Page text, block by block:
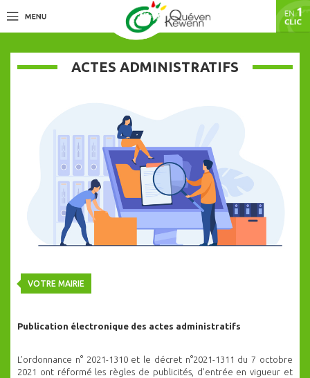
ACTES ADMINISTRATIFS
VOTRE MAIRIE
Publication électronique des actes administratifs
L’ordonnance n° 2021-1310 et le décret n°2021-1311 du 7 octobre
2021 ont réformé les règles de publicités, d’entrée en vigueur et